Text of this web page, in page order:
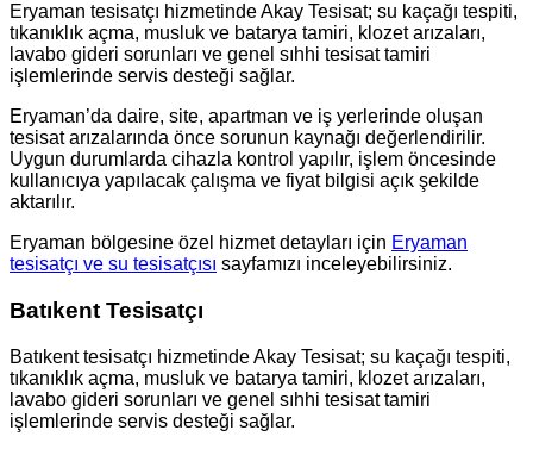
Eryaman tesisatçı hizmetinde Akay Tesisat; su kaçağı tespiti,
tıkanıklık açma, musluk ve batarya tamiri, klozet arızaları,
lavabo gideri sorunları ve genel sıhhi tesisat tamiri
işlemlerinde servis desteği sağlar.
Eryaman’da daire, site, apartman ve iş yerlerinde oluşan
tesisat arızalarında önce sorunun kaynağı değerlendirilir.
Uygun durumlarda cihazla kontrol yapılır, işlem öncesinde
kullanıcıya yapılacak çalışma ve fiyat bilgisi açık şekilde
aktarılır.
Eryaman bölgesine özel hizmet detayları için Eryaman
tesisatçı ve su tesisatçısı sayfamızı inceleyebilirsiniz.
Batıkent Tesisatçı
Batıkent tesisatçı hizmetinde Akay Tesisat; su kaçağı tespiti,
tıkanıklık açma, musluk ve batarya tamiri, klozet arızaları,
lavabo gideri sorunları ve genel sıhhi tesisat tamiri
işlemlerinde servis desteği sağlar.